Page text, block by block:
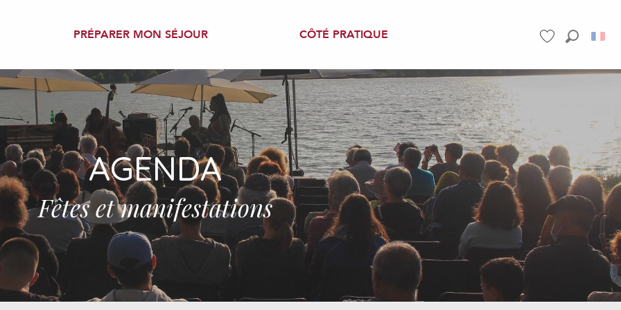
PRÉPARER MON SÉJOUR CÔTÉ PRATIQUE
AGENDA
Fêtes et manifestations